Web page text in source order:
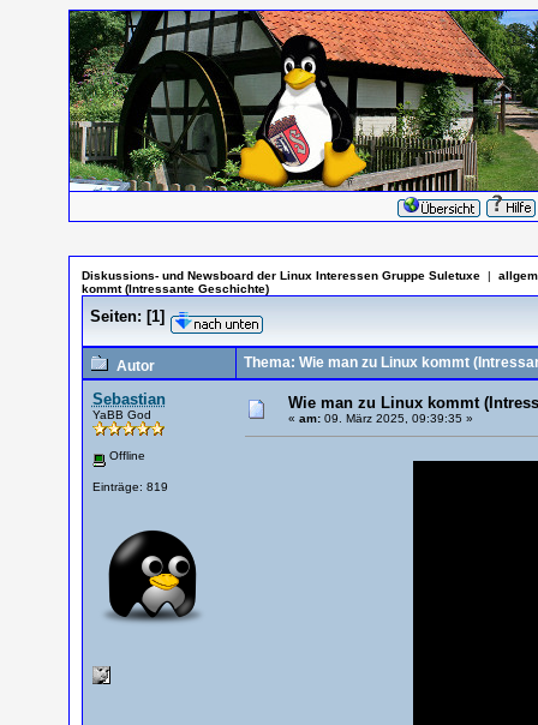
Diskussions- und Newsboard der Linux Interessen Gruppe Suletuxe |
kommt (Intressante Geschichte)
Seiten: [1]
Autor Thema: Wie man zu Linux kommt
Sebastian
YaBB God
Offline
Einträge: 819
Wie man zu Linux kommt
« am:09. März 2025, 09:39:35 »